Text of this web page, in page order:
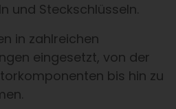
und Steckschlüsseln.
in zahlreichen
eingesetzt, von der
bis hin zu